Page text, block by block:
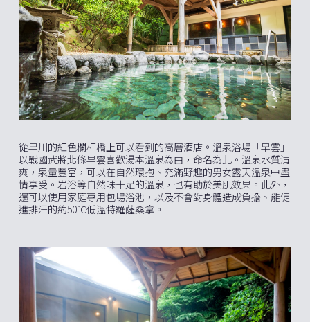
從早川的紅色欄杆橋上可以看到的高層酒店。溫泉浴場「早雲」
以戰國武將北條早雲喜歡湯本溫泉為由，命名為此。溫泉水質清
爽，泉量豐富，可以在自然環抱、充滿野趣的男女露天溫泉中盡
情享受。岩浴等自然味十足的溫泉，也有助於美肌效果。此外，
還可以使用家庭專用包場浴池，以及不會對身體造成負擔、能促
進排汗的約50℃低溫特羅薩桑拿。